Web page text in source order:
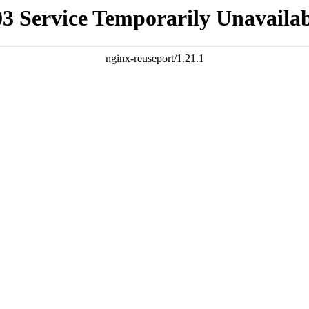
Service Temporarily
nginx-reuseport/1.21.1